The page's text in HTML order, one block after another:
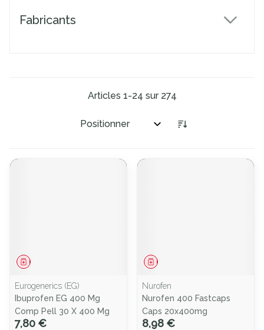
Fabricants
Articles 1-24 sur 274
Trier par:
Médicament
Eurogenerics (EG)
Ibuprofen EG 400 Mg
Comp Pell 30 X 400 Mg
7,80 €
Médicament
Nurofen
Nurofen 400 Fastcaps
Caps 20x400mg
8,98 €